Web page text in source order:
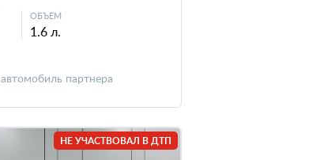
ОБЪЕМ
1.6 л.
автомобиль партнера
НЕ УЧАСТВОВАЛ В ДТП